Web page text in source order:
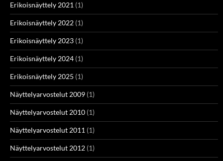
Erikoisnäyttely 2021 (1)
Erikoisnäyttely 2022 (1)
Erikoisnäyttely 2023 (1)
Erikoisnäyttely 2024 (1)
Erikoisnäyttely 2025 (1)
Näyttelyarvostelut 2009 (1)
Näyttelyarvostelut 2010 (1)
Näyttelyarvostelut 2011 (1)
Näyttelyarvostelut 2012 (1)